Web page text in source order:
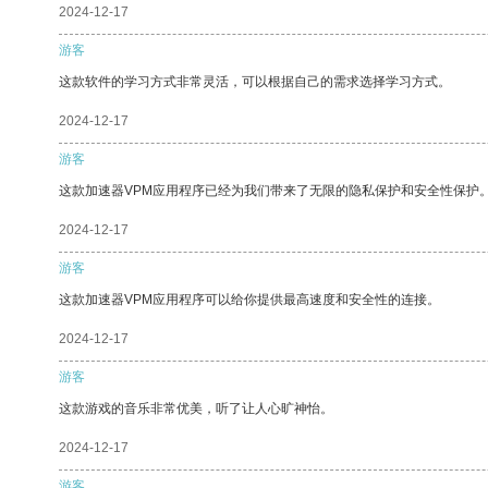
2024-12-17
游客
这款软件的学习方式非常灵活，可以根据自己的需求选择学习方式。
2024-12-17
游客
这款加速器VPM应用程序已经为我们带来了无限的隐私保护和安全性保护
2024-12-17
游客
这款加速器VPM应用程序可以给你提供最高速度和安全性的连接。
2024-12-17
游客
这款游戏的音乐非常优美，听了让人心旷神怡。
2024-12-17